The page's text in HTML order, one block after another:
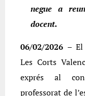
negue a
docent.
06/02/2026 –
Les Corts
exprés al
professorat de